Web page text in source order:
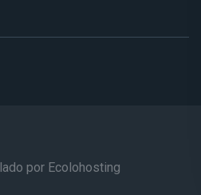
por Ecolohosting